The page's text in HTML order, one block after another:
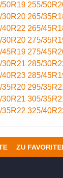
50R19 255/
30R20 265/
40R22 265/
30R20 275/
45R19 275/
30R21 285/
40R23 285/
35R20 295/
30R21 305/
35R22 325/
ZU